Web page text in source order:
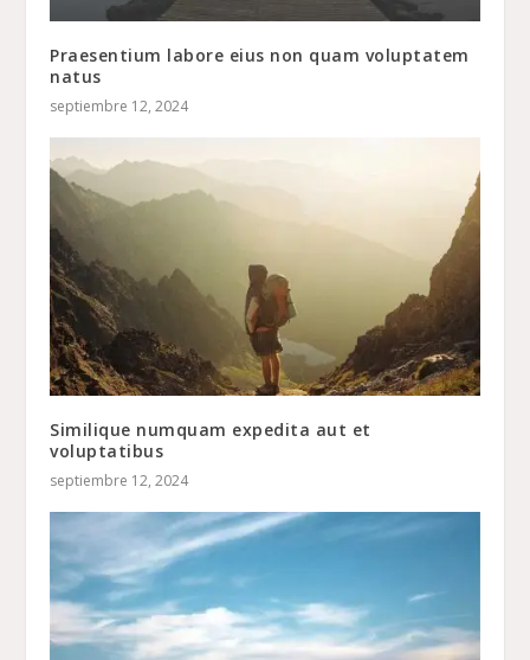
Praesentium labore eius non quam voluptatem
natus
septiembre 12, 2024
Similique numquam expedita aut et
voluptatibus
septiembre 12, 2024